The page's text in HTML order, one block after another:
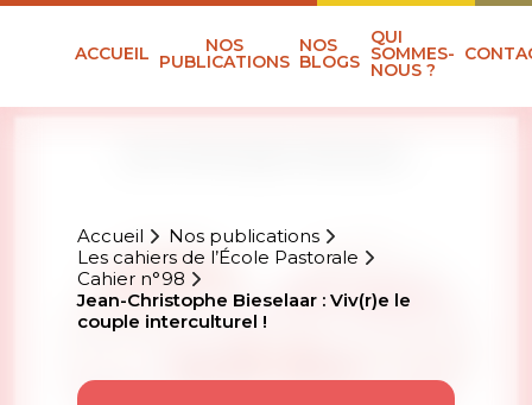
ACCUEIL NOS
PUBLICATIONS
NOS
BLOGS
QUI
SOMMES-
NOUS ?
Accueil
Nos publications
Les cahiers de l’École Pastorale
Cahier n°98
Jean-Christophe Bieselaar : Viv(r)e le
couple interculturel !